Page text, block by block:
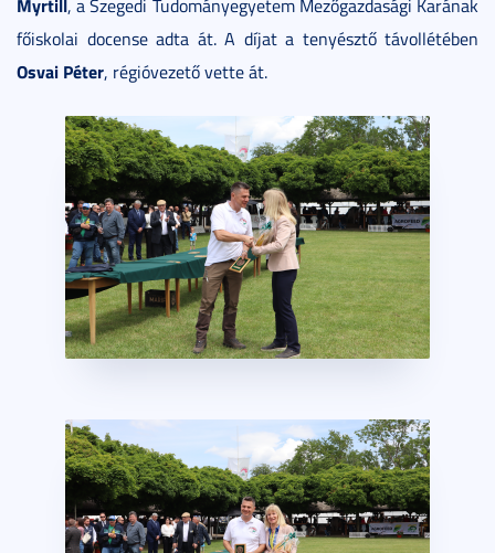
, a Szegedi Tudományegyetem Mezőgazdasági Karának
főiskolai docense adta át. A díjat a tenyésztő távollétében
Osvai Péter, régióvezető vette át.